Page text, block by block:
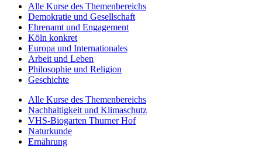
Alle Kurse des Themenbereichs
Demokratie und Gesellschaft
Ehrenamt und Engagement
Köln konkret
Europa und Internationales
Arbeit und Leben
Philosophie und Religion
Geschichte
Alle Kurse des Themenbereichs
Nachhaltigkeit und Klimaschutz
VHS-Biogarten Thurner Hof
Naturkunde
Ernährung